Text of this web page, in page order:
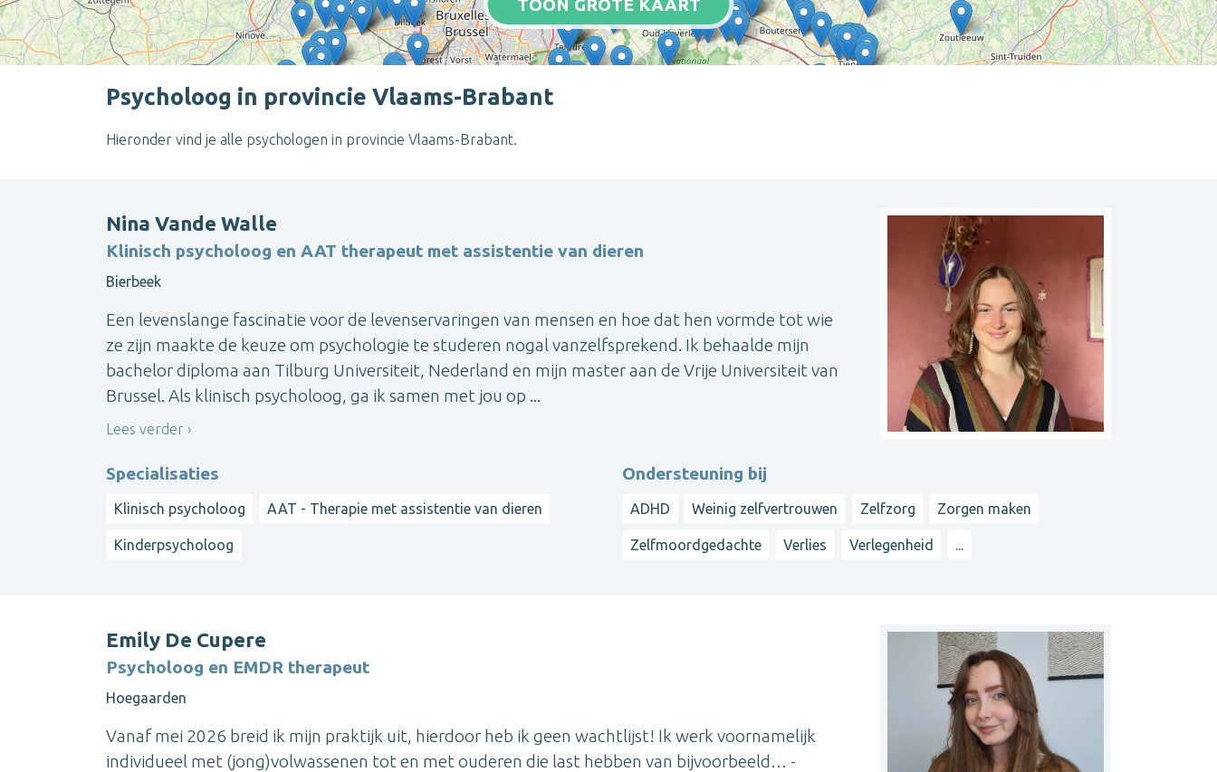
TOON GROTE KAART
Psycholoog in provincie Vlaams-Brabant
Hieronder vind je alle psychologen in provincie Vlaams-Brabant.
Nina Vande Walle
Klinisch psycholoog en AAT therapeut met assistentie van dieren
Bierbeek
Een levenslange fascinatie voor de levenservaringen van mensen en hoe dat hen vormde tot wie
ze zijn maakte de keuze om psychologie te studeren nogal vanzelfsprekend. Ik behaalde mijn
bachelor diploma aan Tilburg Universiteit, Nederland en mijn master aan de Vrije Universiteit van
Brussel. Als klinisch psycholoog, ga ik samen met jou op ...
Lees verder
Specialisaties
Klinisch psycholoog AAT - Therapie met assistentie van dieren
Kinderpsycholoog
Ondersteuning bij
ADHD Weinig zelfvertrouwen Zelfzorg Zorgen maken
Zelfmoordgedachte Verlies Verlegenheid ...
Emily De Cupere
Psycholoog en EMDR therapeut
Hoegaarden
Vanaf mei 2026 breid ik mijn praktijk uit, hierdoor heb ik geen wachtlijst! Ik werk voornamelijk
individueel met (jong)volwassenen tot en met ouderen die last hebben van bijvoorbeeld… -